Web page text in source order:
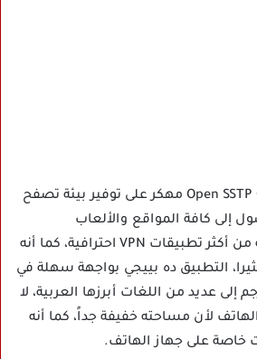
يساعدك تطبيق Open SSTP Client مهكر على توفير بيئة تصفح
إلى كافة المواقع والألعاب
المحظورة بسهولة، إنه من أكثر تطبيقات VPN احترافية، كما أنه
التطبيق ده بييجي بواجهة سهلة في
إلى عديد من اللغات أبرزها العربية، لا
لأن مساحته خفيفة جداً، كما أنه
خاصة على جهاز الهاتف.